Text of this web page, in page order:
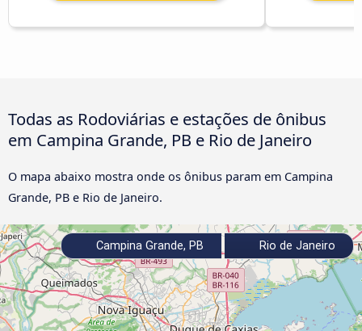
Todas as Rodoviárias e estações de ônibus
em Campina Grande, PB e Rio de Janeiro
O mapa abaixo mostra onde os ônibus param em Campina
Grande, PB e Rio de Janeiro.
Campina Grande, PB Rio de Janeiro